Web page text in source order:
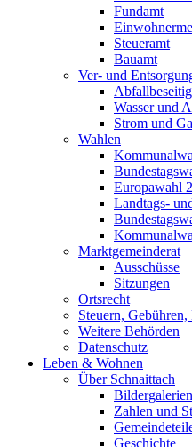
Fundamt
Steueramt
Bauamt
Ver- und
Wasser und
Strom und
Wahlen
Europawahl
Landtags-
Marktgemeinderat
Ausschüsse
Sitzungen
Ortsrecht
Steuern, Gebühren,
Weitere Behörden
Datenschutz
Leben & Wohnen
Über Schnaittach
Bildergalerien
Zahlen und
Geschichte